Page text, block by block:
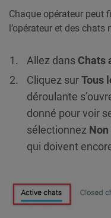
Chaque opérateur peut
l’opérateur et des chats
Allez dans Chats
Cliquez surTous
déroulante
donné pour voir
sélectionnez
qui doivent